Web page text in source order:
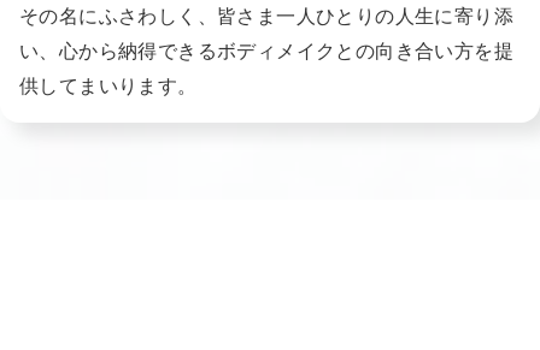
その名にふさわしく、皆さま一人ひとりの人生に寄り添
い、心から納得できるボディメイクとの向き合い方を提
供してまいります。